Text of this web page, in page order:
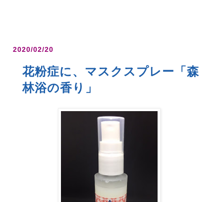
2020/02/20
花粉症に、マスクスプレー「森
林浴の香り」